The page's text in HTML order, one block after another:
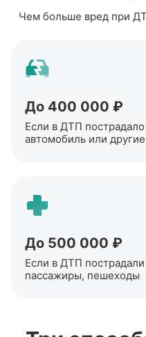
Чем больше вред при
До 400 000 ₽
Если в ДТП
автомобиль или
До 500 000 ₽
Если в ДТП
пассажиры, пешеходы